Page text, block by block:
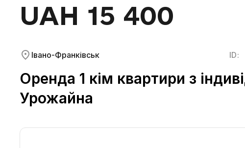
UAH 15 400
Івано-Франківськ ID:
Оренда 1 кім квартири з
Урожайна